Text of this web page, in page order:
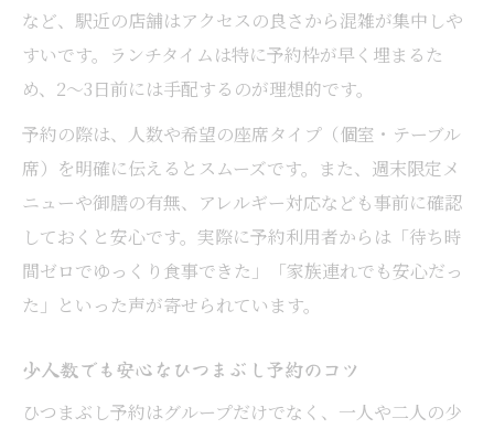
など、駅近の店舗はアクセスの良さから混雑が集中しや
すいです。ランチタイムは特に予約枠が早く埋まるた
め、2〜3日前には手配するのが理想的です。
予約の際は、人数や希望の座席タイプ（個室・テーブル
席）を明確に伝えるとスムーズです。また、週末限定メ
ニューや御膳の有無、アレルギー対応なども事前に確認
しておくと安心です。実際に予約利用者からは「待ち時
間ゼロでゆっくり食事できた」「家族連れでも安心だっ
た」といった声が寄せられています。
少人数でも安心なひつまぶし予約のコツ
ひつまぶし予約はグループだけでなく、一人や二人の少